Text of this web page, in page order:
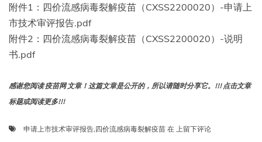
附件1：四价流感病毒裂解疫苗（CXSS2200020）-申请上
市技术审评报告.pdf
附件2：四价流感病毒裂解疫苗（CXSS2200020）-说明
书.pdf
感谢您阅读 疫苗网 文章！这篇文章是公开的，所以请随时分享它。!!! 点击文章
标题或阅读更多!!!
申请上市技术审评报告,四价流感病毒裂解疫苗 在 四
上留下评论